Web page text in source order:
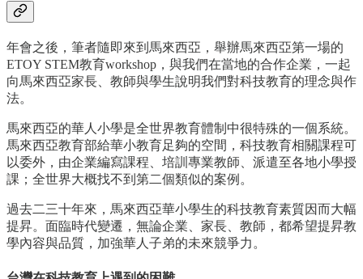
年會之後，筆者隨即來到馬來西亞，舉辦馬來西亞第一場的
ETOY STEM教育workshop，與我們在當地的合作企業，一起
向馬來西亞家長、教師與學生說明我們對科技教育的理念與作
法。
馬來西亞的華人小學是全世界教育體制中很特殊的一個系統。
馬來西亞教育部給華小教育足夠的空間，科技教育相關課程可
以委外，由企業編寫課程、培訓專業教師、派遣至各地小學授
課；全世界大概找不到第二個類似的案例。
過去二三十年來，馬來西亞華小學生的科技教育素質因而大幅
提昇。面臨時代變遷，無論企業、家長、教師，都希望提昇教
學內容與品質，加強華人子弟的未來競爭力。